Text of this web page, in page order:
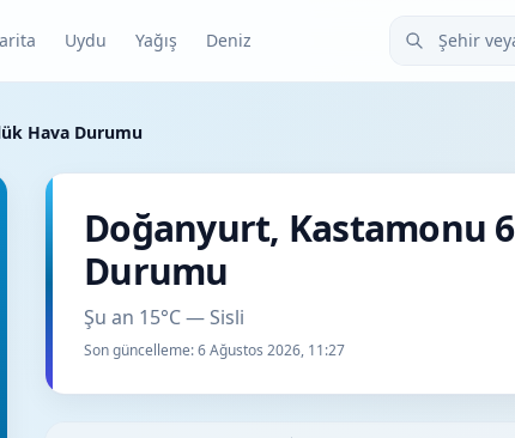
Uydu Yağış Deniz Şehir veya ilçe
Hava Durumu
Doğanyurt, Kastamonu
Durumu
Şu an 15°C — Sisli
Son güncelleme:6 Ağustos 2026, 11:27